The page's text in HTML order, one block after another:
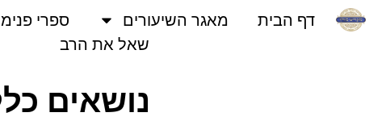
דף הבית מאגר השיעורים ספרי
שאל את הרב
נושאים